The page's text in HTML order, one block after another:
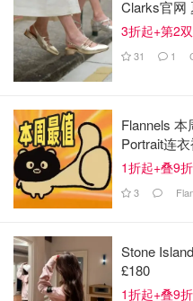
3⃣️ 把面团搅拌均匀没
揉它，然后用保鲜膜盖
Clarks官网
3折起+第2
31 1
Flannels
Portrait连
1折起+叠9折
3
Stone
£180
1折起+叠9折